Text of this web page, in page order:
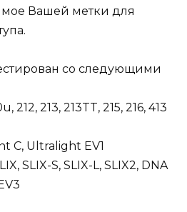
Вашей метки для
со следующими
212, 213, 213TT, 215, 216, 413
C, Ultralight EV1
SLIX-S, SLIX-L, SLIX2, DNA